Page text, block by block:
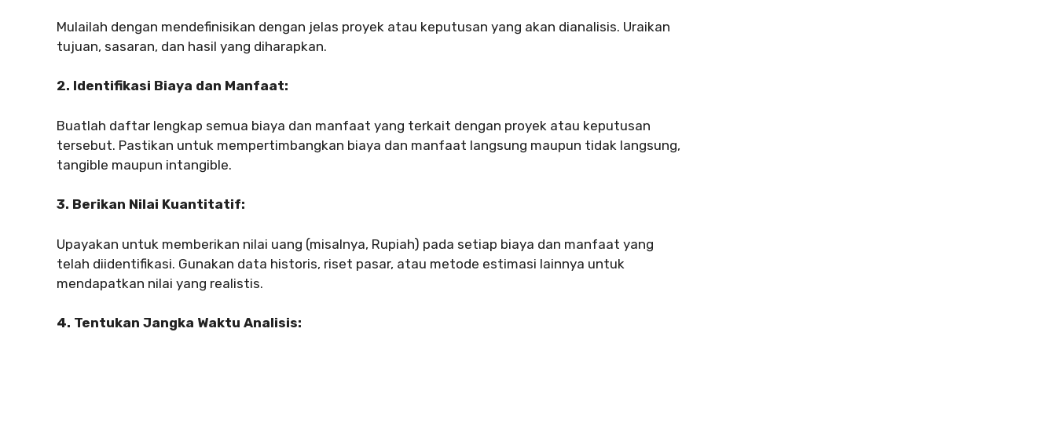
Mulailah dengan mendefinisikan dengan jelas proyek atau keputusan yang akan dianalisis. Uraikan
tujuan, sasaran, dan hasil yang diharapkan.
2. Identifikasi Biaya dan Manfaat:
Buatlah daftar lengkap semua biaya dan manfaat yang terkait dengan proyek atau keputusan
tersebut. Pastikan untuk mempertimbangkan biaya dan manfaat langsung maupun tidak langsung,
tangible maupun intangible.
3. Berikan Nilai Kuantitatif:
Upayakan untuk memberikan nilai uang (misalnya, Rupiah) pada setiap biaya dan manfaat yang
telah diidentifikasi. Gunakan data historis, riset pasar, atau metode estimasi lainnya untuk
mendapatkan nilai yang realistis.
4. Tentukan Jangka Waktu Analisis: